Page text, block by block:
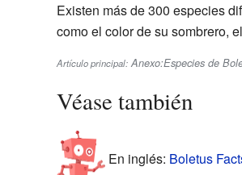
Existen más de 300 especies
como el color de su sombrero,
Artículo principal: Anexo:Especies de
Véase también
En inglés: Boletus